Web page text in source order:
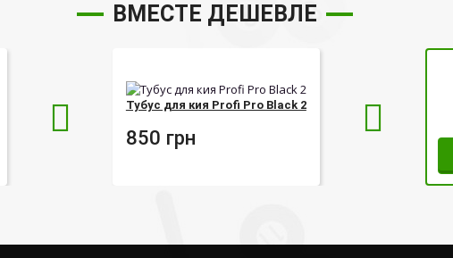
ВМЕСТЕ ДЕШЕВЛЕ
Тубус для кия Profi Pro Black 2
850 грн